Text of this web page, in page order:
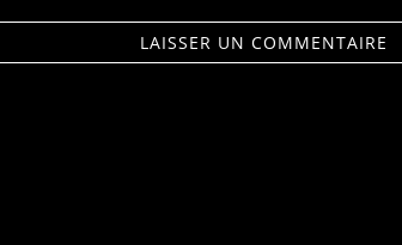
LAISSER UN COMMENTAIRE